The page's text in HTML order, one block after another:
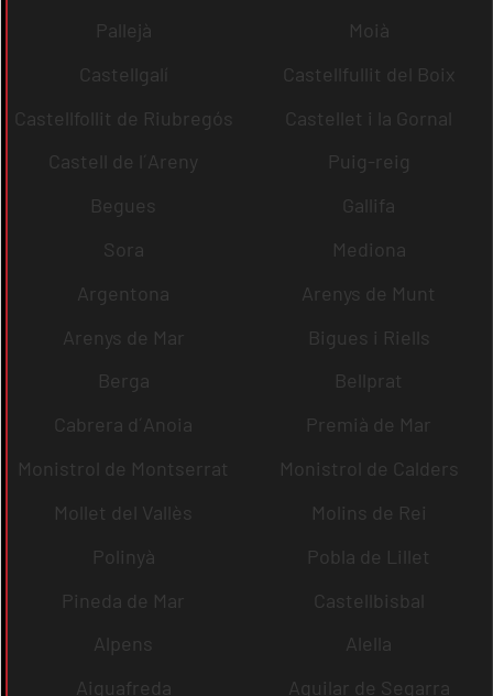
Pallejà
Moià
Castellgalí
Castellfullit del Boix
Castellfollit de Riubregós
Castellet i la Gornal
Castell de l´Areny
Puig-reig
Begues
Gallifa
Sora
Mediona
Argentona
Arenys de Munt
Arenys de Mar
Bigues i Riells
Berga
Bellprat
Cabrera d´Anoia
Premià de Mar
Monistrol de Montserrat
Monistrol de Calders
Mollet del Vallès
Molins de Rei
Polinyà
Pobla de Lillet
Pineda de Mar
Castellbisbal
Alpens
Alella
Aiguafreda
Aguilar de Segarra